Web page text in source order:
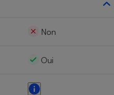
Non
Oui